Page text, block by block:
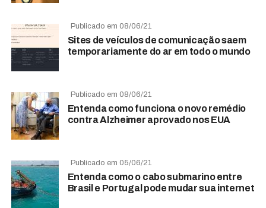
Publicado em 08/06/21
Sites de veículos de comunicação saem
temporariamente do ar em todo o mundo
Publicado em 08/06/21
Entenda como funciona o novo remédio
contra Alzheimer aprovado nos EUA
Publicado em 05/06/21
Entenda como o cabo submarino entre
Brasil e Portugal pode mudar sua internet